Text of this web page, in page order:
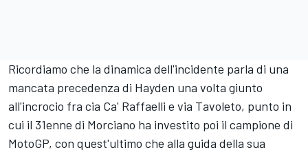
Ricordiamo che la dinamica dell'incidente parla di una
mancata precedenza di Hayden una volta giunto
all'incrocio fra cia Ca' Raffaelli e via Tavoleto, punto in
cui il 31enne di Morciano ha investito poi il campione di
MotoGP, con quest'ultimo che alla guida della sua